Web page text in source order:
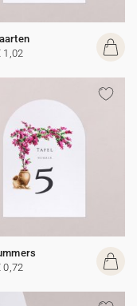
1,02
0,72